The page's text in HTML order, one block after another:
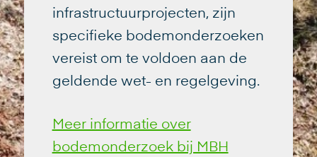
infrastructuurprojecten, zijn
specifieke bodemonderzoeken
vereist om te voldoen aan de
geldende wet- en regelgeving.
Meer informatie over
bodemonderzoek bij MBH